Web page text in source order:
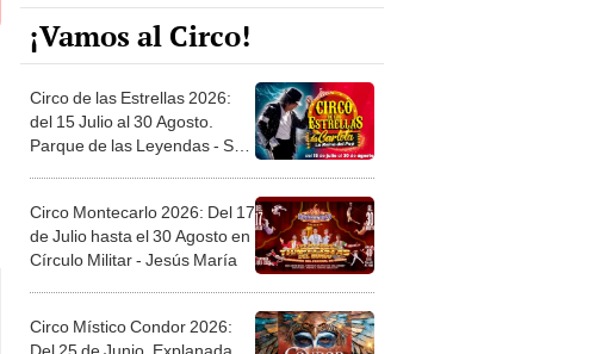
¡Vamos al Circo!
Circo de las Estrellas 2026:
del 15 Julio al 30 Agosto.
Parque de las Leyendas - San
Circo Montecarlo 2026: Del 17
de Julio hasta el 30 Agosto en
Círculo Militar - Jesús María
Circo Místico Condor 2026:
Del 25 de Junio. Explanada